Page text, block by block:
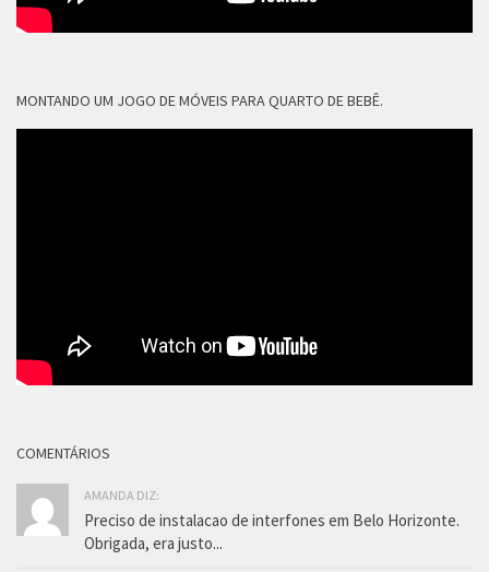
MONTANDO UM JOGO DE MÓVEIS PARA QUARTO DE BEBÊ.
COMENTÁRIOS
AMANDA DIZ:
Preciso de instalacao de interfones em Belo Horizonte.
Obrigada, era justo...